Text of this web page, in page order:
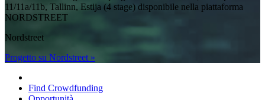
11/11a/11b, Tallinn, Estija (4 stage) disponibile nella piattaforma
NORDSTREET
Nordstreet
Progetto su Nordstreet »
Find Crowdfunding